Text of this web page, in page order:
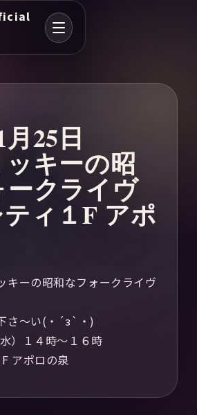
25日
ッキーの昭
クライヴ
ィ１F アポ
キーの昭和なフォークライヴ
さ〜い(・´з`・)
）１４時〜１６時
アポロの泉